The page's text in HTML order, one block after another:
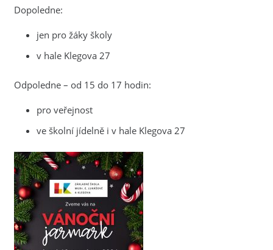
Dopoledne:
jen pro žáky školy
v hale Klegova 27
Odpoledne – od 15 do 17 hodin:
pro veřejnost
ve školní jídelně i v hale Klegova 27